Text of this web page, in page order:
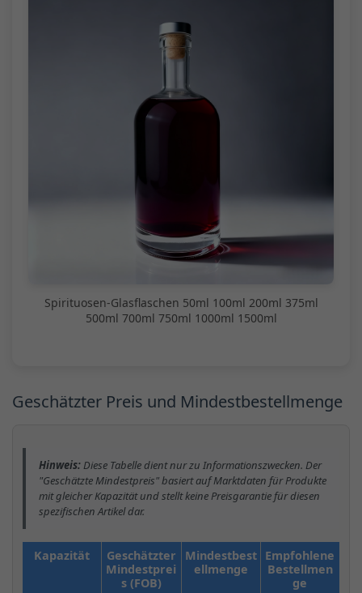
Spirituosen-Glasflaschen 50ml 100ml 200ml 375ml
500ml 700ml 750ml 1000ml 1500ml
Geschätzter Preis und Mindestbestellmenge
Hinweis:Diese Tabelle dient nur zu Informationszwecken. Der
"Geschätzte Mindestpreis" basiert auf Marktdaten für Produkte
mit gleicher Kapazität und stellt keine Preisgarantie für diesen
spezifischen Artikel dar.
Kapazität
Geschätzter
Mindestprei
s (FOB)
Mindestbest
ellmenge
Empfohlene
Bestellmen
ge